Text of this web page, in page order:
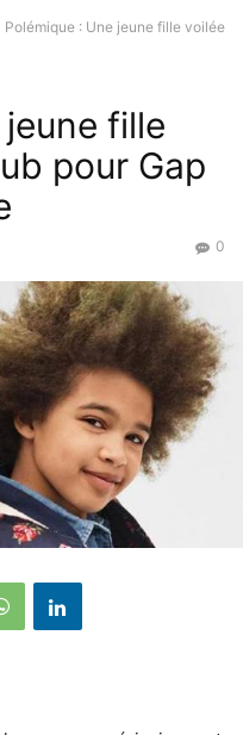
Polémique : Une jeune fille voilée
fille
pour Gap
0